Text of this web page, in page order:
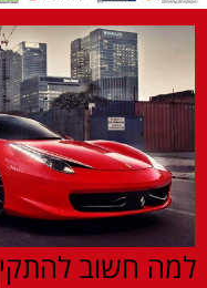
למה חשוב